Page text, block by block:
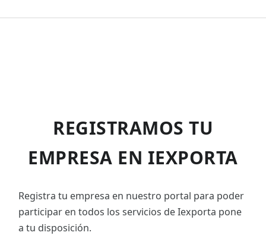
REGISTRAMOS TU
EMPRESA EN IEXPORTA
Registra tu empresa en nuestro portal para poder
participar en todos los servicios de Iexporta pone
a tu disposición.